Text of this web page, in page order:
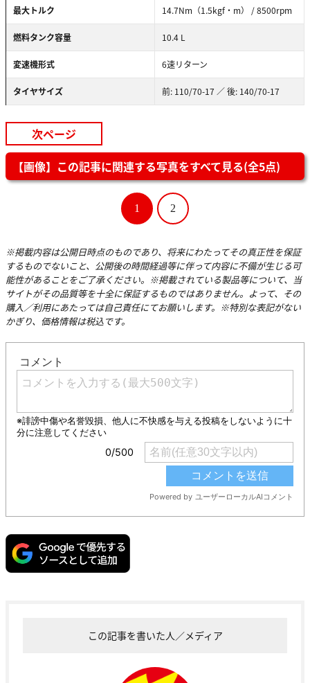
最大トルク 14.7Nm（1.5kgf・m） / 8500rpm
燃料タンク容量 10.4 L
変速機形式 6速リターン
タイヤサイズ 前: 110/70-17 ／ 後: 140/70-17
次ページ
【画像】この記事に関連する写真をすべて見る(全5点)
1 2
※掲載内容は公開日時点のものであり、将来にわたってその真正性を保証
するものでないこと、公開後の時間経過等に伴って内容に不備が生じる可
能性があることをご了承ください。※掲載されている製品等について、当
サイトがその品質等を十全に保証するものではありません。よって、その
購入／利用にあたっては自己責任にてお願いします。※特別な表記がない
かぎり、価格情報は税込です。
この記事を書いた人／メディア